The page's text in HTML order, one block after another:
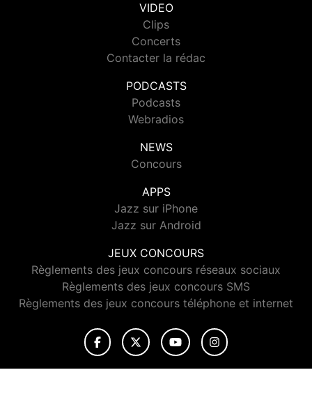
VIDEO
Clips
Concerts
Contacter la rédac
PODCASTS
Podcasts
Webradios
NEWS
Concours
APPS
Jazz sur iPhone
Jazz sur Android
JEUX CONCOURS
Règlements des jeux concours réseaux sociaux
Règlements des jeux concours SMS
Règlements des jeux concours téléphone et internet